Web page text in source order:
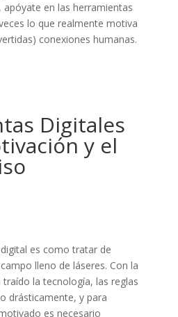
en las herramientas
lo que realmente motiva
conexiones humanas.
Digitales
y el
es como tratar de
lleno de láseres. Con la
la tecnología, las reglas
drásticamente, y para
es necesario